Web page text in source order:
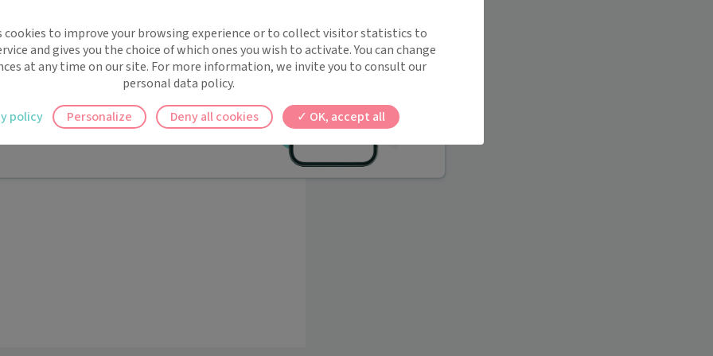
par le fonctionnement du corps humain et la
parcours de soin, que ce soit pour soulager des
performances physiques. Mon approche est
et l’efficacité.
!
rappels automatiques pour ne plus rien
cookies to improve your browsing experience or to collect visitor statistics to
and gives you the choice of which ones you wish to activate. You can change
at any time on our site. For more information, we invite you to consult our
personal data policy.
OK, accept all
Deny all cookies
Personalize
policy